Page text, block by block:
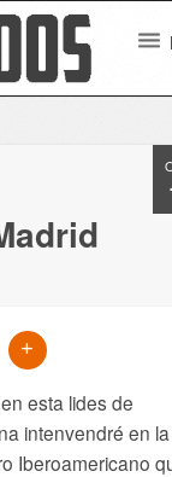
esta lides de
intenvendré en la
Iberoamericano